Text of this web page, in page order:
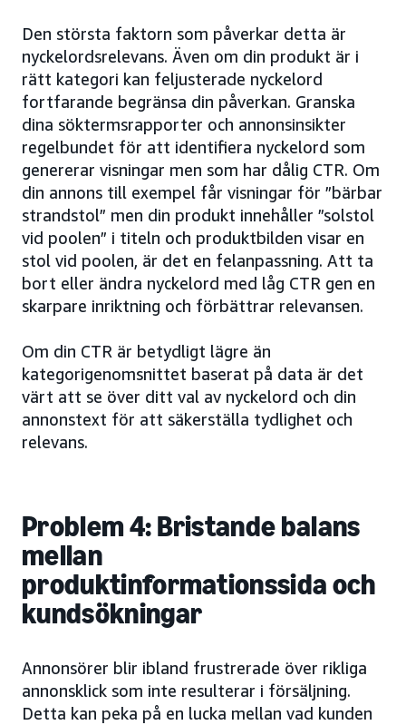
Den största faktorn som påverkar detta är
nyckelordsrelevans. Även om din produkt är i
rätt kategori kan feljusterade nyckelord
fortfarande begränsa din påverkan. Granska
dina söktermsrapporter och annonsinsikter
regelbundet för att identifiera nyckelord som
genererar visningar men som har dålig CTR. Om
din annons till exempel får visningar för ”bärbar
strandstol” men din produkt innehåller ”solstol
vid poolen” i titeln och produktbilden visar en
stol vid poolen, är det en felanpassning. Att ta
bort eller ändra nyckelord med låg CTR gen en
skarpare inriktning och förbättrar relevansen.
Om din CTR är betydligt lägre än
kategorigenomsnittet baserat på data är det
värt att se över ditt val av nyckelord och din
annonstext för att säkerställa tydlighet och
relevans.
Problem 4: Bristande balans
mellan
produktinformationssida och
kundsökningar
Annonsörer blir ibland frustrerade över rikliga
annonsklick som inte resulterar i försäljning.
Detta kan peka på en lucka mellan vad kunden